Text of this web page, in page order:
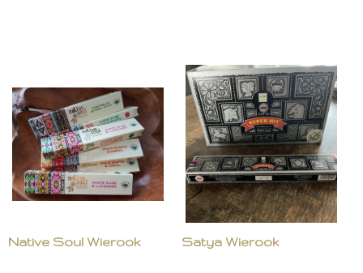
Native Soul Wierook Satya Wierook